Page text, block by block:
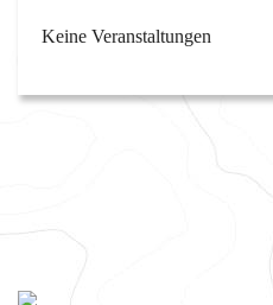
Keine Veranstaltungen